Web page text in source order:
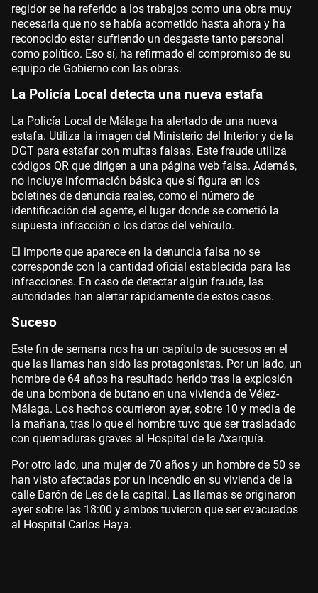
regidor se ha referido a los trabajos como una obra muy
necesaria que no se había acometido hasta ahora y ha
reconocido estar sufriendo un desgaste tanto personal
como político. Eso sí, ha refirmado el compromiso de su
equipo de Gobierno con las obras.
La Policía Local detecta una nueva estafa
La Policía Local de Málaga ha alertado de una nueva
estafa. Utiliza la imagen del Ministerio del Interior y de la
DGT para estafar con multas falsas. Este fraude utiliza
códigos QR que dirigen a una página web falsa. Además,
no incluye información básica que sí figura en los
boletines de denuncia reales, como el número de
identificación del agente, el lugar donde se cometió la
supuesta infracción o los datos del vehículo.
El importe que aparece en la denuncia falsa no se
corresponde con la cantidad oficial establecida para las
infracciones. En caso de detectar algún fraude, las
autoridades han alertar rápidamente de estos casos.
Suceso
Este fin de semana nos ha un capítulo de sucesos en el
que las llamas han sido las protagonistas. Por un lado, un
hombre de 64 años ha resultado herido tras la explosión
de una bombona de butano en una vivienda de Vélez-
Málaga. Los hechos ocurrieron ayer, sobre 10 y media de
la mañana, tras lo que el hombre tuvo que ser trasladado
con quemaduras graves al Hospital de la Axarquía.
Por otro lado, una mujer de 70 años y un hombre de 50 se
han visto afectadas por un incendio en su vivienda de la
calle Barón de Les de la capital. Las llamas se originaron
ayer sobre las 18:00 y ambos tuvieron que ser evacuados
al Hospital Carlos Haya.